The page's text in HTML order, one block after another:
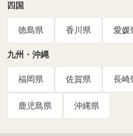
四国
徳島県 香川県 愛媛
九州・沖縄
福岡県 佐賀県 長崎
鹿児島県 沖縄県